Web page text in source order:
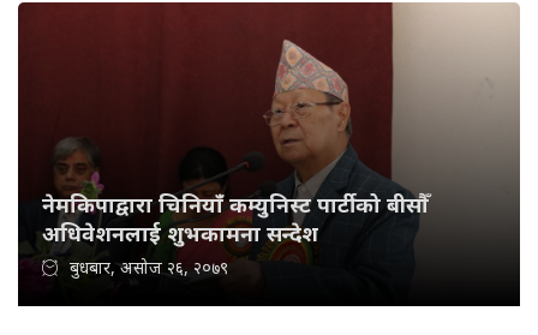
नेमकिपाद्वारा चिनियाँ कम्युनिस्ट पार्टीको बीसौँ
अधिवेशनलाई शुभकामना सन्देश
बुधबार, असोज २६, २०७९